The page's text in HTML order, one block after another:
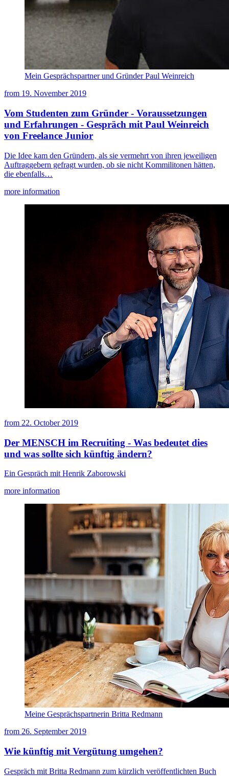
Mein Gesprächspartner und Gründer Paul Weinreich
from 19. November 2019
Vom Studenten zum Gründer - Voraussetzungen
und Erfahrungen - Gespräch mit Paul Weinreich
von Freelance Junior
Die Idee kam den Gründern, als sie vermehrt von ihren jeweiligen
Auftraggebern gefragt wurden, ob sie nicht Kommilitonen hätten,
die ebenfalls…
more information
from 22. October 2019
Der MENSCH im Recruiting - Was bedeutet dies
und was sollte sich künftig ändern?
Ein Gespräch mit Henrik Zaborowski
more information
Meine Gesprächspartnerin Britta Redmann
from 26. September 2019
Wie künftig mit Vergütung umgehen?
Gespräch mit Britta Redmann zum kürzlich veröffentlichten Buch